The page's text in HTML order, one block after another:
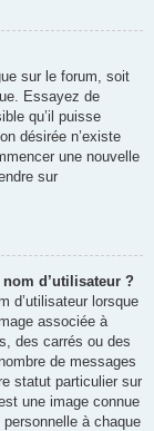
sur le forum, soit
Essayez de
qu’il puisse
désirée n’existe
une nouvelle
sur
d’utilisateur ?
d’utilisateur lorsque
associée à
des carrés ou des
de messages
statut particulier sur
une image connue
à chaque